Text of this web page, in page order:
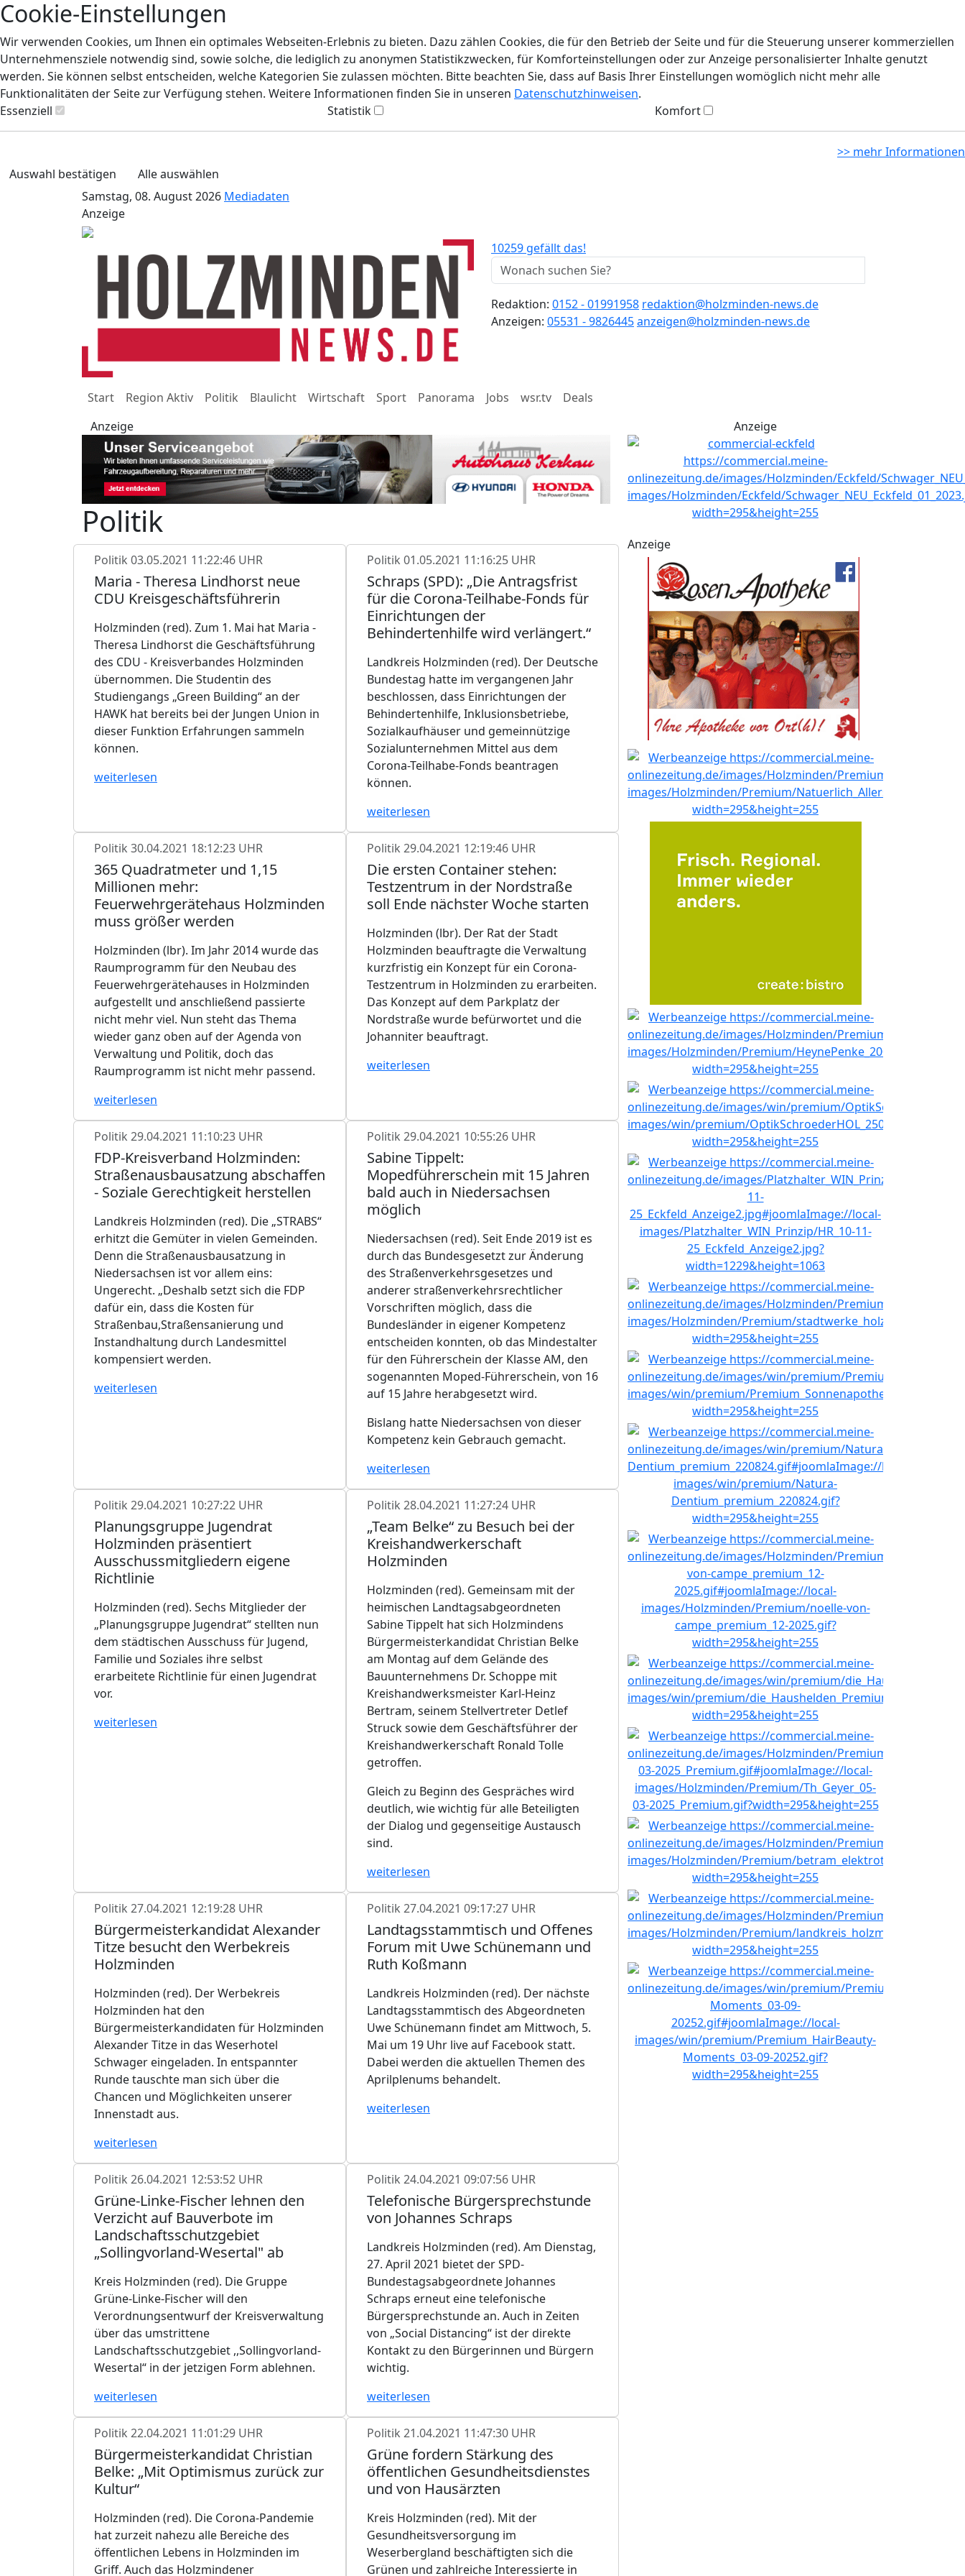
Cookie-Einstellungen
Wir verwenden Cookies, um Ihnen ein optimales Webseiten-Erlebnis zu bieten. Dazu zählen Cookies, die für den Betrieb der Seite und für die Steuerung unserer kommerziellen
Unternehmensziele notwendig sind, sowie solche, die lediglich zu anonymen Statistikzwecken, für Komforteinstellungen oder zur Anzeige personalisierter Inhalte genutzt
werden. Sie können selbst entscheiden, welche Kategorien Sie zulassen möchten. Bitte beachten Sie, dass auf Basis Ihrer Einstellungen womöglich nicht mehr alle
Funktionalitäten der Seite zur Verfügung stehen. Weitere Informationen finden Sie in unseren Datenschutzhinweisen.
Essenziell
Statistik Komfort
>> mehr Informationen
Auswahl bestätigen
Alle auswählen
Samstag, 08. August 2026 Mediadaten
Anzeige
10259 gefällt das!
Redaktion: 0152 - 01991958 redaktion@holzminden-news.de
Anzeigen: 05531 - 9826445anzeigen@holzminden-news.de
Start Region Aktiv Politik Blaulicht Wirtschaft Sport Panorama Jobs wsr.tv
Deals
Anzeige
Politik
Politik 03.05.2021 11:22:46 UHR
Maria - Theresa Lindhorst neue
CDU Kreisgeschäftsführerin
Holzminden (red). Zum 1. Mai hat Maria -
Theresa Lindhorst die Geschäftsführung
des CDU - Kreisverbandes Holzminden
übernommen. Die Studentin des
Studiengangs „Green Building“ an der
HAWK hat bereits bei der Jungen Union in
dieser Funktion Erfahrungen sammeln
können.
weiterlesen
Politik 01.05.2021 11:16:25 UHR
Schraps (SPD): „Die Antragsfrist
für die Corona-Teilhabe-Fonds für
Einrichtungen der
Behindertenhilfe wird verlängert.“
Landkreis Holzminden (red). Der Deutsche
Bundestag hatte im vergangenen Jahr
beschlossen, dass Einrichtungen der
Behindertenhilfe, Inklusionsbetriebe,
Sozialkaufhäuser und gemeinnützige
Sozialunternehmen Mittel aus dem
Corona-Teilhabe-Fonds beantragen
können.
weiterlesen
Politik 30.04.2021 18:12:23 UHR
365 Quadratmeter und 1,15
Millionen mehr:
Feuerwehrgerätehaus Holzminden
muss größer werden
Holzminden (lbr). Im Jahr 2014 wurde das
Raumprogramm für den Neubau des
Feuerwehrgerätehauses in Holzminden
aufgestellt und anschließend passierte
nicht mehr viel. Nun steht das Thema
wieder ganz oben auf der Agenda von
Verwaltung und Politik, doch das
Raumprogramm ist nicht mehr passend.
weiterlesen
Politik 29.04.2021 12:19:46 UHR
Die ersten Container stehen:
Testzentrum in der Nordstraße
soll Ende nächster Woche starten
Holzminden (lbr). Der Rat der Stadt
Holzminden beauftragte die Verwaltung
kurzfristig ein Konzept für ein Corona-
Testzentrum in Holzminden zu erarbeiten.
Das Konzept auf dem Parkplatz der
Nordstraße wurde befürwortet und die
Johanniter beauftragt.
weiterlesen
Politik 29.04.2021 11:10:23 UHR
FDP-Kreisverband Holzminden:
Straßenausbausatzung abschaffen
- Soziale Gerechtigkeit herstellen
Landkreis Holzminden (red). Die „STRABS“
erhitzt die Gemüter in vielen Gemeinden.
Denn die Straßenausbausatzung in
Niedersachsen ist vor allem eins:
Ungerecht. „Deshalb setzt sich die FDP
dafür ein, dass die Kosten für
Straßenbau,Straßensanierung und
Instandhaltung durch Landesmittel
kompensiert werden.
weiterlesen
Politik 29.04.2021 10:55:26 UHR
Sabine Tippelt:
Mopedführerschein mit 15 Jahren
bald auch in Niedersachsen
möglich
Niedersachsen (red). Seit Ende 2019 ist es
durch das Bundesgesetzt zur Änderung
des Straßenverkehrsgesetzes und
anderer straßenverkehrsrechtlicher
Vorschriften möglich, dass die
Bundesländer in eigener Kompetenz
entscheiden konnten, ob das Mindestalter
für den Führerschein der Klasse AM, den
sogenannten Moped-Führerschein, von 16
auf 15 Jahre herabgesetzt wird.
Bislang hatte Niedersachsen von dieser
Kompetenz kein Gebrauch gemacht.
weiterlesen
Politik 29.04.2021 10:27:22 UHR
Planungsgruppe Jugendrat
Holzminden präsentiert
Ausschussmitgliedern eigene
Richtlinie
Holzminden (red). Sechs Mitglieder der
„Planungsgruppe Jugendrat“ stellten nun
dem städtischen Ausschuss für Jugend,
Familie und Soziales ihre selbst
erarbeitete Richtlinie für einen Jugendrat
vor.
weiterlesen
Politik 28.04.2021 11:27:24 UHR
„Team Belke“ zu Besuch bei der
Kreishandwerkerschaft
Holzminden
Holzminden (red). Gemeinsam mit der
heimischen Landtagsabgeordneten
Sabine Tippelt hat sich Holzmindens
Bürgermeisterkandidat Christian Belke
am Montag auf dem Gelände des
Bauunternehmens Dr. Schoppe mit
Kreishandwerksmeister Karl-Heinz
Bertram, seinem Stellvertreter Detlef
Struck sowie dem Geschäftsführer der
Kreishandwerkerschaft Ronald Tolle
getroffen.
Gleich zu Beginn des Gespräches wird
deutlich, wie wichtig für alle Beteiligten
der Dialog und gegenseitige Austausch
sind.
weiterlesen
Politik 27.04.2021 12:19:28 UHR
Bürgermeisterkandidat Alexander
Titze besucht den Werbekreis
Holzminden
Holzminden (red). Der Werbekreis
Holzminden hat den
Bürgermeisterkandidaten für Holzminden
Alexander Titze in das Weserhotel
Schwager eingeladen. In entspannter
Runde tauschte man sich über die
Chancen und Möglichkeiten unserer
Innenstadt aus.
weiterlesen
Politik 27.04.2021 09:17:27 UHR
Landtagsstammtisch und Offenes
Forum mit Uwe Schünemann und
Ruth Koßmann
Landkreis Holzminden (red). Der nächste
Landtagsstammtisch des Abgeordneten
Uwe Schünemann findet am Mittwoch, 5.
Mai um 19 Uhr live auf Facebook statt.
Dabei werden die aktuellen Themen des
Aprilplenums behandelt.
weiterlesen
Politik 26.04.2021 12:53:52 UHR
Grüne-Linke-Fischer lehnen den
Verzicht auf Bauverbote im
Landschaftsschutzgebiet
„Sollingvorland-Wesertal" ab
Kreis Holzminden (red). Die Gruppe
Grüne-Linke-Fischer will den
Verordnungsentwurf der Kreisverwaltung
über das umstrittene
Landschaftsschutzgebiet ,,Sollingvorland-
Wesertal“ in der jetzigen Form ablehnen.
weiterlesen
Politik 24.04.2021 09:07:56 UHR
Telefonische Bürgersprechstunde
von Johannes Schraps
Landkreis Holzminden (red). Am Dienstag,
27. April 2021 bietet der SPD-
Bundestagsabgeordnete Johannes
Schraps erneut eine telefonische
Bürgersprechstunde an. Auch in Zeiten
von „Social Distancing“ ist der direkte
Kontakt zu den Bürgerinnen und Bürgern
wichtig.
weiterlesen
Politik 22.04.2021 11:01:29 UHR
Bürgermeisterkandidat Christian
Belke: „Mit Optimismus zurück zur
Kultur“
Holzminden (red). Die Corona-Pandemie
hat zurzeit nahezu alle Bereiche des
öffentlichen Lebens in Holzminden im
Griff. Auch das Holzmindener
Politik 21.04.2021 11:47:30 UHR
Grüne fordern Stärkung des
öffentlichen Gesundheitsdienstes
und von Hausärzten
Kreis Holzminden (red). Mit der
Gesundheitsversorgung im
Weserbergland beschäftigten sich die
Grünen und zahlreiche Interessierte in
Anzeige
Anzeige